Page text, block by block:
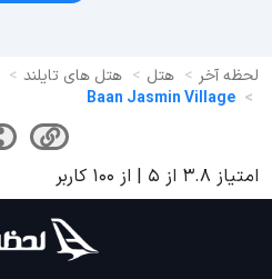
لحظه آخر هتل هتل های تایلند
Baan Jasmin Village
امتیاز 3.8 از 5 | از 100 کاربر